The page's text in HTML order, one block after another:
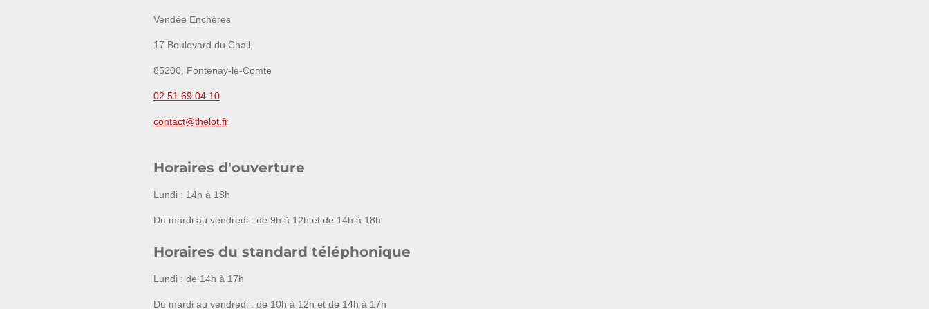
Vendée Enchères
17 Boulevard du Chail,
85200, Fontenay-le-Comte
02 51 69 04 10
contact@thelot.fr
Horaires d'ouverture
Lundi : 14h à 18h
Du mardi au vendredi : de 9h à 12h et de 14h à 18h
Horaires du standard téléphonique
Lundi : de 14h à 17h
Du mardi au vendredi : de 10h à 12h et de 14h à 17h